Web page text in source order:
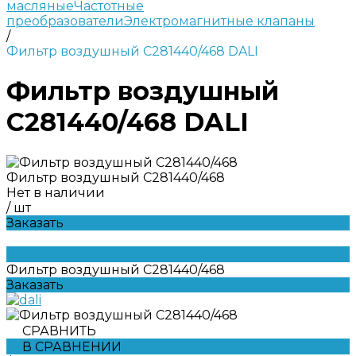
масляныеЧастотные
преобразователиЭлектромагнитные клапаны
/
Фильтр воздушный C281440/468 DALI
Фильтр воздушный
C281440/468 DALI
Фильтр воздушный C281440/468
Нет в наличии
/ шт
Заказать
Фильтр воздушный C281440/468
Заказать
СРАВНИТЬ
В СРАВНЕНИИ